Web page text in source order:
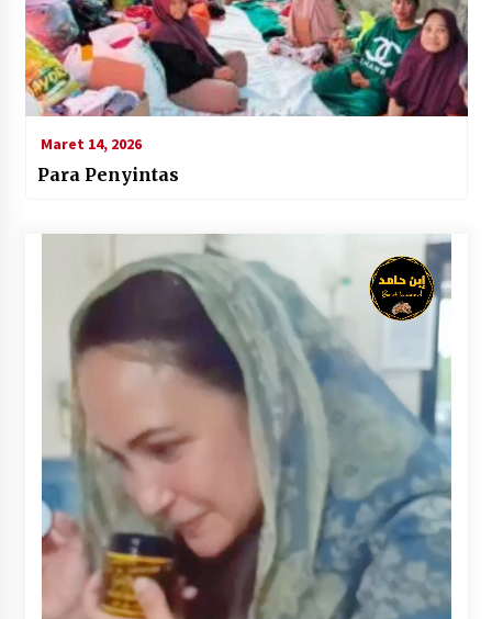
Maret 14, 2026
Para Penyintas